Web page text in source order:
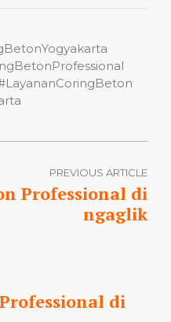
PREVIOUS ARTICLE
Professional di
ngaglik
di